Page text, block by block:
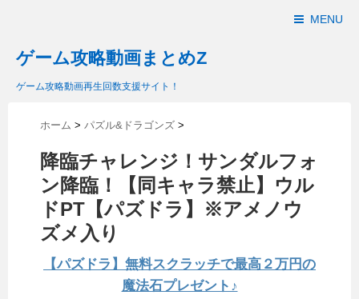
MENU
ゲーム攻略動画まとめZ
ゲーム攻略動画再生回数支援サイト！
ホーム > パズル&ドラゴンズ >
降臨チャレンジ！サンダルフォ
ン降臨！【同キャラ禁止】ウル
ドPT【パズドラ】※アメノウ
ズメ入り
【パズドラ】無料スクラッチで最高２万円の
魔法石プレゼント♪